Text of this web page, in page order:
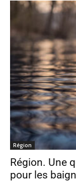
Région
Région. Une
pour les